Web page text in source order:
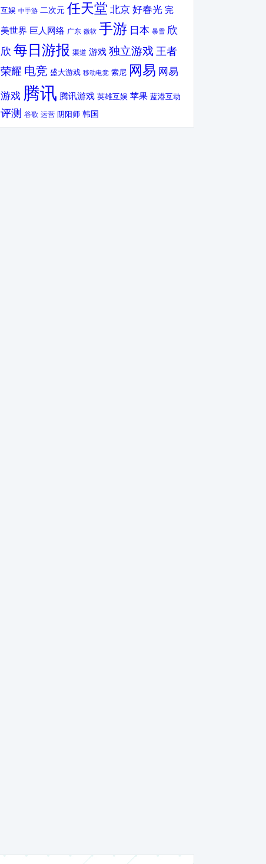
互娱 中手游 二次元 任天堂 北京 好春光 完
美世界 巨人网络 广东 微软 手游 日本 暴雪 欣
欣 每日游报 渠道 游戏 独立游戏 王者
荣耀 电竞 盛大游戏 移动电竞 索尼 网易 网易
游戏 腾讯 腾讯游戏 英雄互娱 苹果 蓝港互动
评测 谷歌 运营 阴阳师 韩国